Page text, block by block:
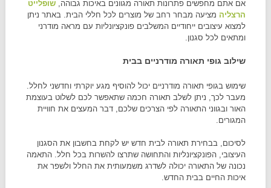
אם אתם מחפשים פתרונות תאורה מגוונים באיכות גבוהה, שופלייט
הרצליה מציעה מבחר רחב של מוצרים לכל חללי הבית. באתר ניתן
למצוא עיצובים ייחודיים המשלבים פונקציונליות עם מראה מודרני
ומתאים לכל סגנון.
שילוב גופי תאורה מודרניים בבית
שימוש בגופי תאורה מודרניים יכול להוסיף מגע יוקרתי וחדשני לחלל.
מעבר לכך, ניתן לשלב תאורה חכמה שתאפשר לכם לשלוט בעוצמת
האור ובגווני התאורה לפי הצרכים שלכם, דבר המעצים את חוויית
המגורים.
לסיכום, בבחירת תאורה לבית חדש יש לקחת בחשבון את הסגנון
העיצובי, הפונקציונליות והתחושה שתרצו להשרות בכל חלל. התאמה
נכונה של התאורה יכולה לשדרג משמעותית את החלל ולשפר את
איכות החיים בבית החדש.